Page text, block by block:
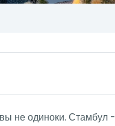
не одиноки. Стамбул